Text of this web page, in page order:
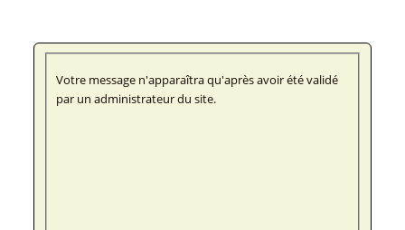
Votre message n'apparaîtra qu'après avoir été validé
par un administrateur du site.